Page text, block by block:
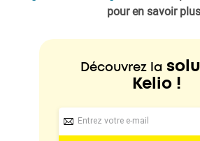
pour en savoir
Découvrez la
Kelio !